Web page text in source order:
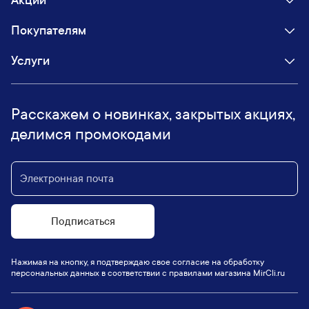
Покупателям
Услуги
Расскажем о новинках, закрытых акциях,
делимся промокодами
Подписаться
Нажимая на кнопку, я подтверждаю свое согласие на обработку
персональных данных в соответствии с правилами магазина MirCli.ru